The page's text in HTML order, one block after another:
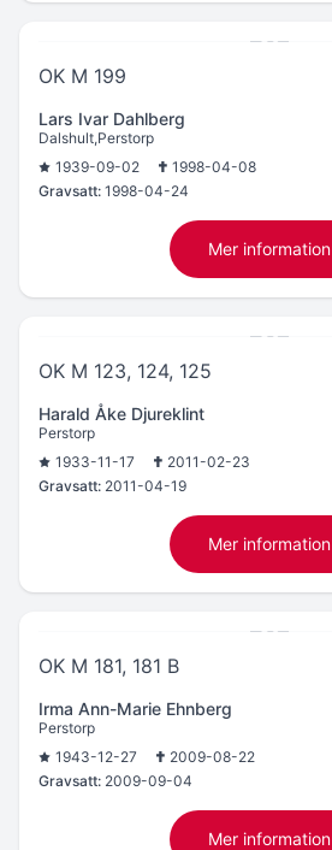
OK M 199
Lars Ivar Dahlberg
Dalshult,Perstorp
1939-09-02
1998-04-08
Gravsatt: 1998-04-24
Mer information
OK M 123, 124, 125
Harald Åke Djureklint
Perstorp
1933-11-17
2011-02-23
Gravsatt: 2011-04-19
Mer information
OK M 181, 181 B
Irma Ann-Marie Ehnberg
Perstorp
1943-12-27
2009-08-22
Gravsatt: 2009-09-04
Mer information